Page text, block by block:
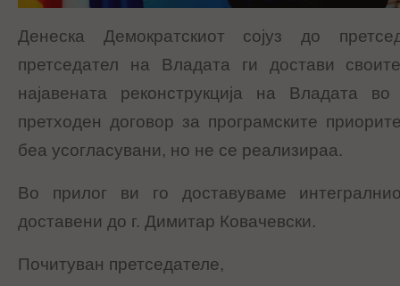
Денеска Демократскиот сојуз до
претседател на Владата ги достави
најавената реконструкција на Владата
претходен договор за програмските
беа усогласувани, но не се реализираа.
Во прилог ви го доставуваме
доставени до г. Димитар Ковачевски.
Почитуван претседателе,